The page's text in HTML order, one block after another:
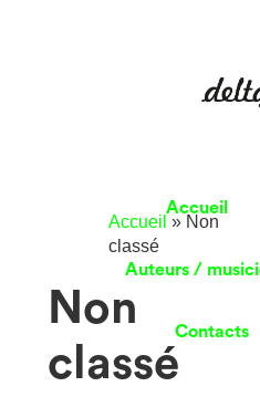
Accueil
Auteurs /
Contacts
Accueil » Non
classé
Non
classé